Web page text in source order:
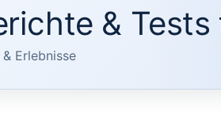
& Tests
Erlebnisse